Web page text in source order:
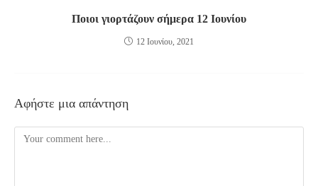
Ποιοι γιορτάζουν σήμερα 12 Ιουνίου
12 Ιουνίου, 2021
Αφήστε μια απάντηση
Comment